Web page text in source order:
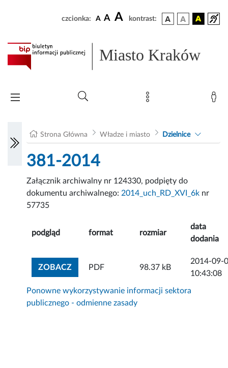
czcionka: A A A kontrast:
Miasto Kraków
Strona Główna Władze i miasto Dzielnice
381-2014
Załącznik archiwalny nr 124330, podpięty do
dokumentu archiwalnego: 2014_uch_RD_XVI_6k nr
57735
podgląd format rozmiar
data
dodania
ZOBACZZOBACZ ZAŁĄCZNIK
PDF 98.37 kB
2014-09-
10:43:08
Ponowne wykorzystywanie informacji sektora
publicznego - odmienne zasady